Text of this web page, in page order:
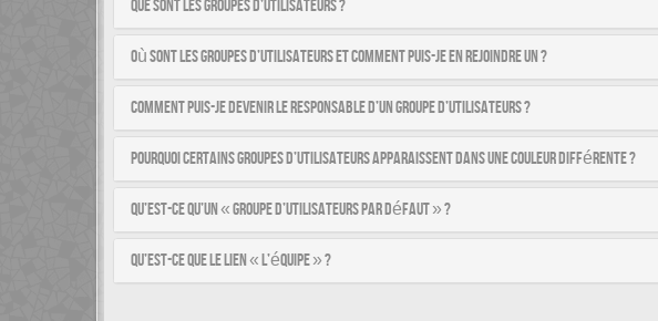
Que sont les groupes d’utilisateurs ?
Où sont les groupes d’utilisateurs et comment puis-je en rejoindre un ?
Comment puis-je devenir le responsable d’un groupe d’utilisateurs ?
Pourquoi certains groupes d’utilisateurs apparaissent dans une couleur différente ?
Qu’est-ce qu’un « groupe d’utilisateurs par défaut » ?
Qu’est-ce que le lien « L’équipe » ?